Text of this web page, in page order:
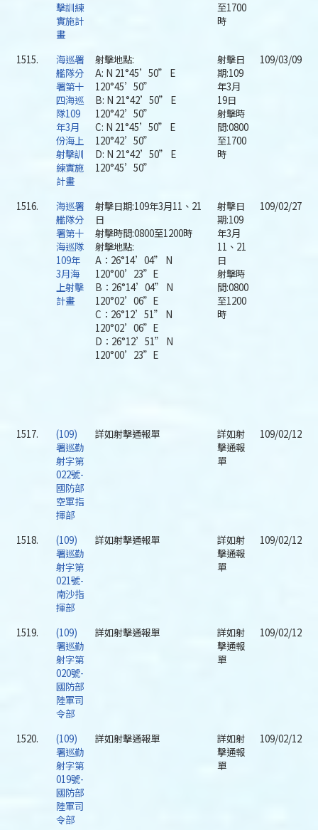
擊訓練
實施計
畫
至1700
時
1515.
海巡署
艦隊分
署第十
四海巡
隊109
年3月
份海上
射擊訓
練實施
計畫
射擊地點:
A: N 21°45’50” E
120°45’50”
B: N 21°42’50” E
120°42’50”
C: N 21°45’50” E
120°42’50”
D: N 21°42’50” E
120°45’50”
射擊日
期:109
年3月
19日
射擊時
間:0800
至1700
時
109/03/09
1516.
海巡署
艦隊分
署第十
海巡隊
109年
3月海
上射擊
計畫
射擊日期:109年3月11、21
日
射擊時間:0800至1200時
射擊地點:
A：26°14’04” N
120°00’23”E
B：26°14’04” N
120°02’06”E
C：26°12’51” N
120°02’06”E
D：26°12’51” N
120°00’23”E
射擊日
期:109
年3月
11、21
日
射擊時
間:0800
至1200
時
109/02/27
1517.
(109)
署巡勤
射字第
022號-
國防部
空軍指
揮部
詳如射擊通報單
詳如射
擊通報
單
109/02/12
1518.
(109)
署巡勤
射字第
021號-
南沙指
揮部
詳如射擊通報單
詳如射
擊通報
單
109/02/12
1519.
(109)
署巡勤
射字第
020號-
國防部
陸軍司
令部
詳如射擊通報單
詳如射
擊通報
單
109/02/12
1520.
(109)
署巡勤
射字第
019號-
國防部
陸軍司
令部
詳如射擊通報單
詳如射
擊通報
單
109/02/12